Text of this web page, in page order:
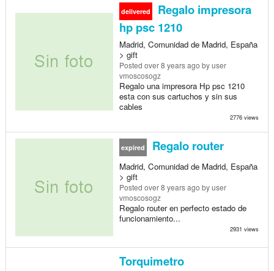
delivered
Regalo impresora
hp psc 1210
Madrid, Comunidad de Madrid, España
> gift
Posted over 8 years ago by user
vmoscosogz
Regalo una impresora Hp psc 1210
esta con sus cartuchos y sin sus
cables
2776 views
expired Regalo router
Madrid, Comunidad de Madrid, España
> gift
Posted over 8 years ago by user
vmoscosogz
Regalo router en perfecto estado de
funcionamiento...
2931 views
Torquimetro